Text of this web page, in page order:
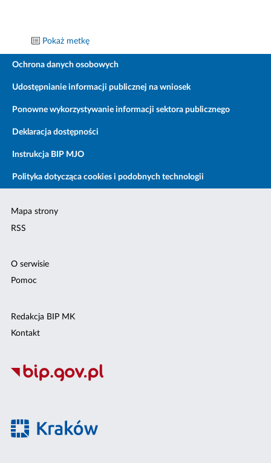
Pokaż metkę
Ochrona danych osobowych
Udostępnianie informacji publicznej na wniosek
Ponowne wykorzystywanie informacji sektora publicznego
Deklaracja dostępności
Instrukcja BIP MJO
Polityka dotycząca cookies i podobnych technologii
Mapa strony
RSS
O serwisie
Pomoc
Redakcja BIP MK
Kontakt